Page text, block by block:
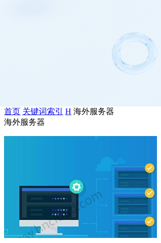
首页 关键词索引 H 海外服务器
海外服务器